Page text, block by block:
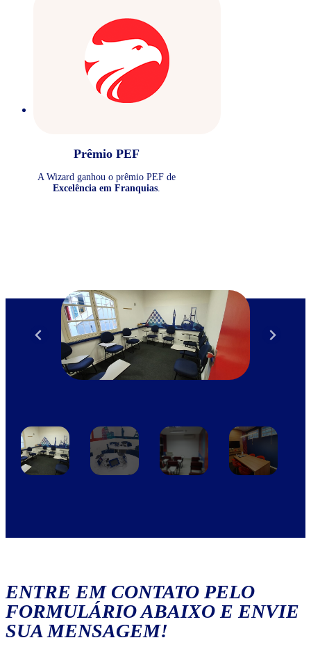
Prêmio PEF
A Wizard ganhou o prêmio PEF de
Excelência em Franquias.
ENTRE EM CONTATO PELO
FORMULÁRIO ABAIXO E ENVIE
SUA MENSAGEM!